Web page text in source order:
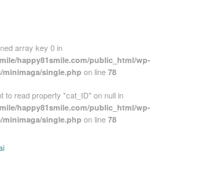
e
st
array key 0 in
happy81smile.com/public_html/wp-
single.php on line 78
to read property "cat_ID" on null in
happy81smile.com/public_html/wp-
single.php on line 78